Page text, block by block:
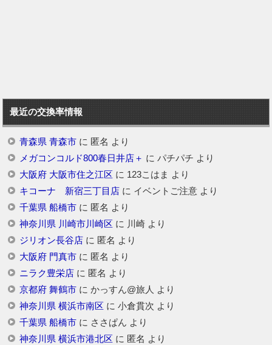
最近の交換率情報
青森県 青森市に 匿名 より
メガコンコルド800春日井店＋ に パチパチ より
大阪府 大阪市住之江区 に 123こはま より
キコーナ 新宿三丁目店に イベントご注意より
千葉県 船橋市に 匿名 より
神奈川県 川崎市川崎区 に 川崎より
ジリオン長谷店に 匿名 より
大阪府 門真市に 匿名 より
ニラク豊栄店に 匿名 より
京都府 舞鶴市に かっすん@旅人 より
神奈川県 横浜市南区 に 小倉貫次 より
千葉県 船橋市に ささぱん より
神奈川県 横浜市港北区 に 匿名 より